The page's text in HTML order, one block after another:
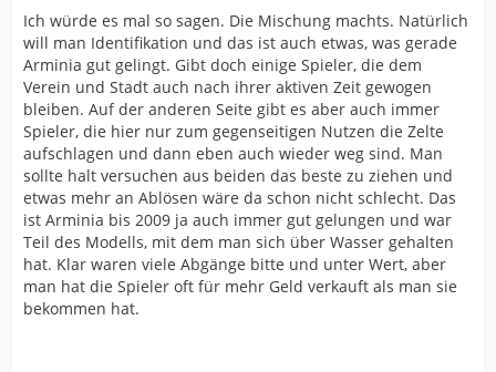
Ich würde es mal so sagen. Die Mischung machts. Natürlich
will man Identifikation und das ist auch etwas, was gerade
Arminia gut gelingt. Gibt doch einige Spieler, die dem
Verein und Stadt auch nach ihrer aktiven Zeit gewogen
bleiben. Auf der anderen Seite gibt es aber auch immer
Spieler, die hier nur zum gegenseitigen Nutzen die Zelte
aufschlagen und dann eben auch wieder weg sind. Man
sollte halt versuchen aus beiden das beste zu ziehen und
etwas mehr an Ablösen wäre da schon nicht schlecht. Das
ist Arminia bis 2009 ja auch immer gut gelungen und war
Teil des Modells, mit dem man sich über Wasser gehalten
hat. Klar waren viele Abgänge bitte und unter Wert, aber
man hat die Spieler oft für mehr Geld verkauft als man sie
bekommen hat.